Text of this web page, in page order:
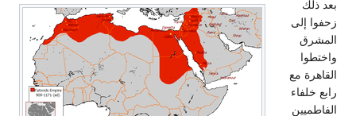
بعد ذلك
زحفوا إلى
المشرق
واختطوا
القاهرة مع
رابع خلفاء
الفاطميين